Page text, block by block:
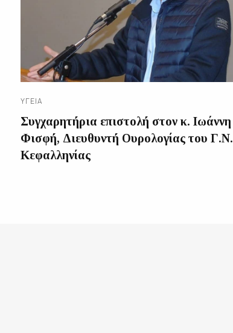
ΥΓΕΊΑ
Συγχαρητήρια επιστολή στον κ. Ιωάννη
Φισφή, Διευθυντή Ουρολογίας του Γ.Ν.
Κεφαλληνίας